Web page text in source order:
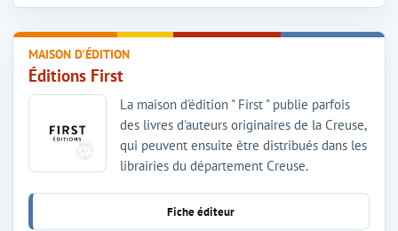
MAISON D'ÉDITION
Éditions First
La maison d'édition " First " publie parfois
des livres d'auteurs originaires de la Creuse,
qui peuvent ensuite être distribués dans les
librairies du département Creuse.
Fiche éditeur